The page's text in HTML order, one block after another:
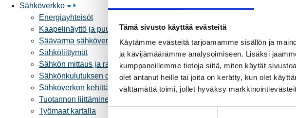
Tämä sivusto käyttää evästeitä
Käytämme evästeitä tarjoamamme sisällön ja
ja kävijämäärämme analysoimiseen. Lisäksi
kumppaneillemme tietoja siitä, miten käytät
olet antanut heille tai joita on kerätty, kun olet
välttämättä toimi, jollet hyväksy
Sähköverkko
Energiayhteisöt
Kaapelinäyttö ja puunkaatoapu
Säävarma sähköverkko
Sähköliittymät
Sähkön mittaus ja raportointi
Sähkönkulutuksen ohjaus kiinteistössä
Sähköverkon kehittämissuunnitelma
Tuotannon liittäminen verkkoon
Työmaat kartalla